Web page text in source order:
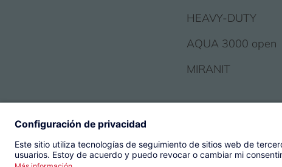
HEAVY-DUTY
AQUA 3000 open
MIRANIT
© 2026 KWC Group